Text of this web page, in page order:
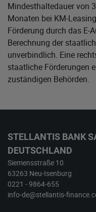
Mindesthaltedauer von
Monaten bei KM-
Förderung durch das E-
Berechnung der
unverbindlich. Eine
staatliche Förderungen
zuständigen Behörden.
STELLANTIS BANK
DEUTSCHLAND
Siemensstraße 10
63263 Neu-Isenburg
0221 - 9864-655
info-de@stellantis-